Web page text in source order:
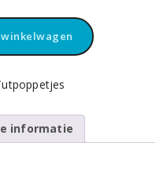
informatie